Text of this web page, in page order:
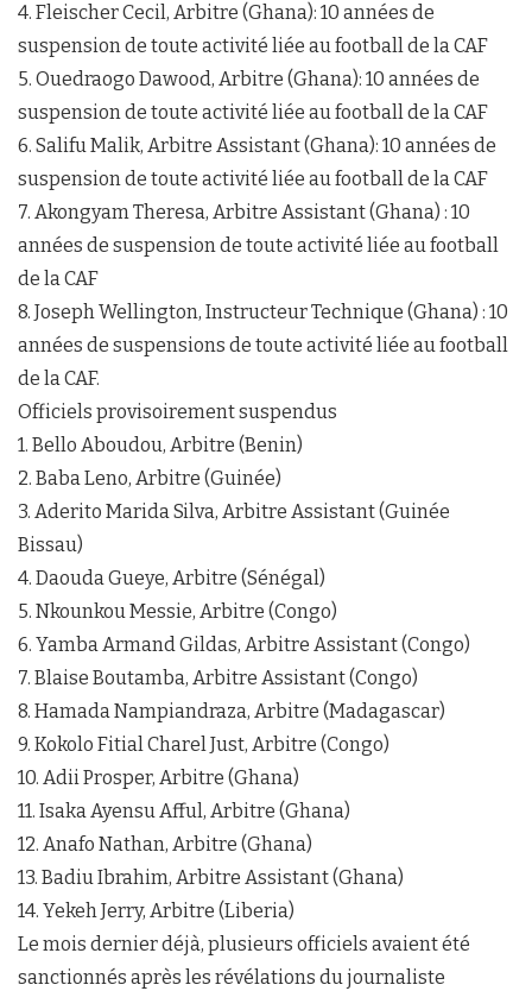
4. Fleischer Cecil, Arbitre (Ghana): 10 années de
suspension de toute activité liée au football de la CAF
5. Ouedraogo Dawood, Arbitre (Ghana): 10 années de
suspension de toute activité liée au football de la CAF
6. Salifu Malik, Arbitre Assistant (Ghana): 10 années de
suspension de toute activité liée au football de la CAF
7. Akongyam Theresa, Arbitre Assistant (Ghana) : 10
années de suspension de toute activité liée au football
de la CAF
8. Joseph Wellington, Instructeur Technique (Ghana) : 10
années de suspensions de toute activité liée au football
de la CAF.
Officiels provisoirement suspendus
1. Bello Aboudou, Arbitre (Benin)
2. Baba Leno, Arbitre (Guinée)
3. Aderito Marida Silva, Arbitre Assistant (Guinée
Bissau)
4. Daouda Gueye, Arbitre (Sénégal)
5. Nkounkou Messie, Arbitre (Congo)
6. Yamba Armand Gildas, Arbitre Assistant (Congo)
7. Blaise Boutamba, Arbitre Assistant (Congo)
8. Hamada Nampiandraza, Arbitre (Madagascar)
9. Kokolo Fitial Charel Just, Arbitre (Congo)
10. Adii Prosper, Arbitre (Ghana)
11. Isaka Ayensu Afful, Arbitre (Ghana)
12. Anafo Nathan, Arbitre (Ghana)
13. Badiu Ibrahim, Arbitre Assistant (Ghana)
14. Yekeh Jerry, Arbitre (Liberia)
Le mois dernier déjà, plusieurs officiels avaient été
sanctionnés après les révélations du journaliste